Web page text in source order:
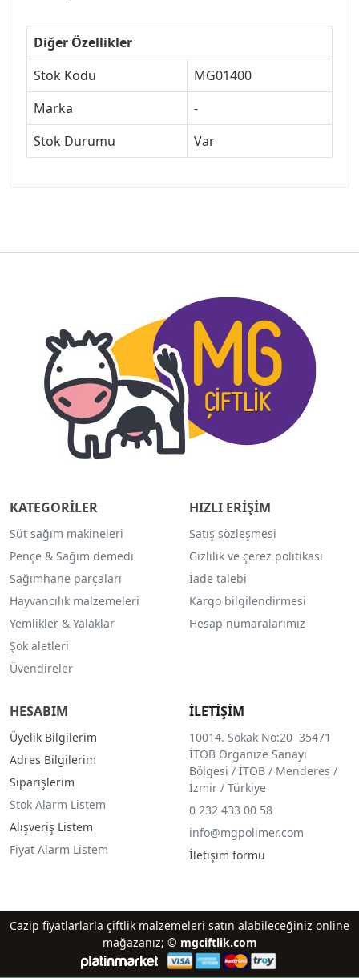
Diğer Özellikler
Stok Kodu
MG01400
Marka
-
Stok Durumu
Var
KATEGORİLER
Süt sağım makineleri
Pençe & Sağım demedi
Sağımhane parçaları
Hayvancılık malzemeleri
Yemlikler & Yalaklar
Şok aletleri
Üvendireler
HIZLI ERİŞİM
Satış sözleşmesi
Gizlilik ve çerez politikası
İade talebi
Kargo bilgilendirmesi
Hesap numaralarımız
HESABIM
Üyelik Bilgilerim
Adres Bilgilerim
Siparişlerim
Stok Alarm Listem
Alışveriş Listem
Fiyat Alarm Listem
İLETİŞİM
10014. Sokak No:20 35471
İTOB Organize Sanayi
Bölgesi / İTOB / Menderes /
İzmir / Türkiye
0 232 433 00 58
info@mgpolimer.com
İletişim formu
Cazip fiyatlarlarla çiftlik malzemeleri satın alabileceğiniz online
mağazanız; © mgciftlik.com